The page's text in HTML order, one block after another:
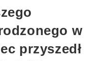
w
przyszedł